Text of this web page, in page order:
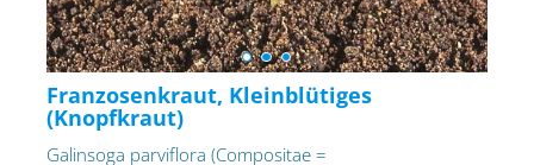
Franzosenkraut, Kleinblütiges
(Knopfkraut)
Galinsoga parviflora (Compositae =